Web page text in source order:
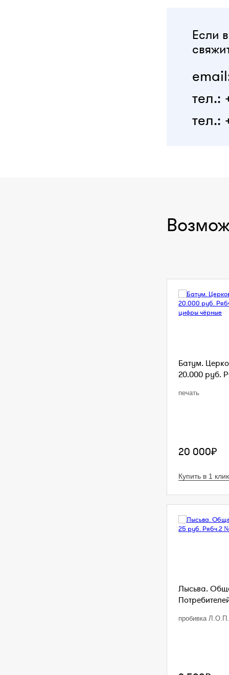
Если
тел.:
тел.:
Батум.
20.000 руб.
печать
20 000₽
Купить в 1 клик
Лысьва.
пробивка Л.О.П.